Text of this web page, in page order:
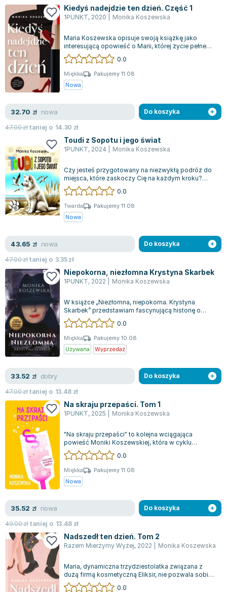
Kiedyś nadejdzie ten dzień. Część 1
1PUNKT, 2020 Monika Koszewska
Maria Koszewska opisuje swoją książkę jako
interesującą opowieść o Marii, której życie pełne
jest nieoczekiwanych wyzwań. Historia...
0.0
Miękka
Pakujemy 11.08
Nowa
32.70 zł nowa
47.00złtaniej o 14.30 zł
Do koszyka
Toudi z Sopotu i jego świat
1PUNKT, 2024 Monika Koszewska
Czy jesteś przygotowany na niezwykłą podróż do
miejsca, które zaskoczy Cię na każdym kroku?
Poznaj książkę „Toudi z Sopotu i jego...
0.0
Twarda
Pakujemy 11.08
Nowa
43.65 zł nowa
47.00złtaniej o 3.35zł
Do koszyka
Niepokorna, niezłomna Krystyna Skarbek
1PUNKT, 2022 Monika Koszewska
W książce „Niezłomna, niepokorna. Krystyna
Skarbek” przedstawiam fascynującą historię o
losach niezwykłej kobiety, której odwaga i...
0.0
Miękka
Pakujemy 10.08
Używana
Wyprzedaż
33.52 zł dobry
47.00złtaniej o 13.48 zł
Do koszyka
Na skraju przepaści. Tom 1
1PUNKT, 2025 Monika Koszewska
"Na skraju przepaści" to kolejna wciągająca
powieść Moniki Koszewskiej, która w cyklu
kryminalnych opowieści eksploruje trudne, ch...
0.0
Miękka
Pakujemy 11.08
Nowa
35.52 zł nowa
49.00złtaniej o 13.48 zł
Do koszyka
Nadszedł ten dzień. Tom 2
Razem Mierzymy Wyżej, 2022 Monika Koszewska
Maria, dynamiczna trzydziestolatka związana z
dużą firmą kosmetyczną Eliksir, nie pozwala sobie
na chwilę wytchnienia. Po powrocie...
0.0